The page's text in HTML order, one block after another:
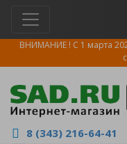
ВНИМАНИЕ ! С 1 марта
8 (343) 216-64-41